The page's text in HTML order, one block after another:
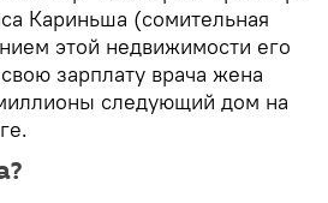
Кариньша (сомительная
этой недвижимости его
зарплату врача жена
следующий дом на